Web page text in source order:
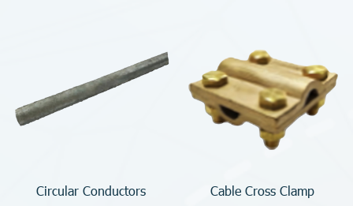
Circular Conductors Cable Cross Clamp